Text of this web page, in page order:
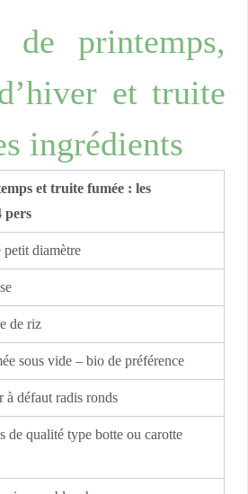
de printemps,
et truite
ingrédients
et truite fumée : les
pers
diamètre
de riz
sous vide – bio de préférence
à défaut radis ronds
de qualité type botte ou carotte